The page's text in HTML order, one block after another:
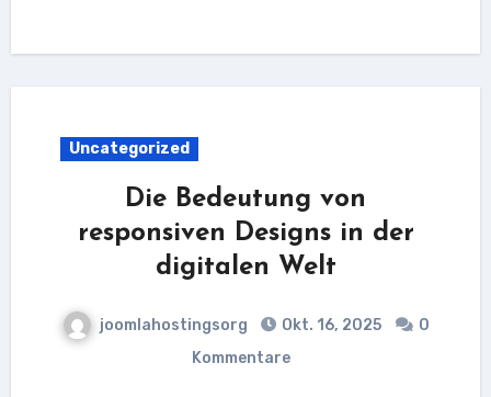
Uncategorized
Die Bedeutung von
responsiven Designs in der
digitalen Welt
joomlahostingsorg Okt. 16, 2025
0
Kommentare